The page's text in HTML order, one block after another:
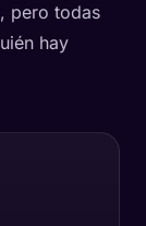
pero todas
hay